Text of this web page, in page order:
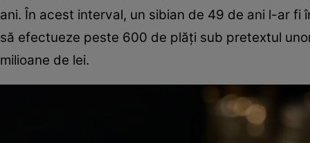
ani. În acest interval, un sibian de 49 de ani l-ar
să efectueze peste 600 de plăți sub pretextul
milioane de lei.